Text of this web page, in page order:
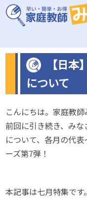
【日
について
こんにちは。家庭教師
前回に引き続き、み
について、各月の代
ーズ第7弾！
本記事は七月特集です。